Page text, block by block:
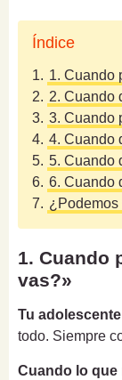
Índice
1. 1. Cuando
2. 2. Cuando
3. 3. Cuando
4. 4. Cuando
5. 5. Cuando
6. 6. Cuando
7. ¿Podemos
1. Cuando
vas?»
Tu
todo. Siempre
Cuando lo que